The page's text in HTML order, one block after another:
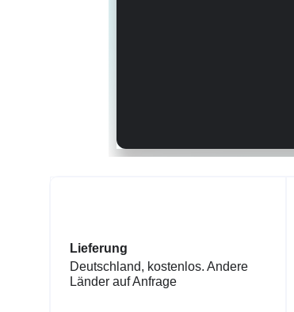
Lieferung
Deutschland, kostenlos. Andere
Länder auf Anfrage